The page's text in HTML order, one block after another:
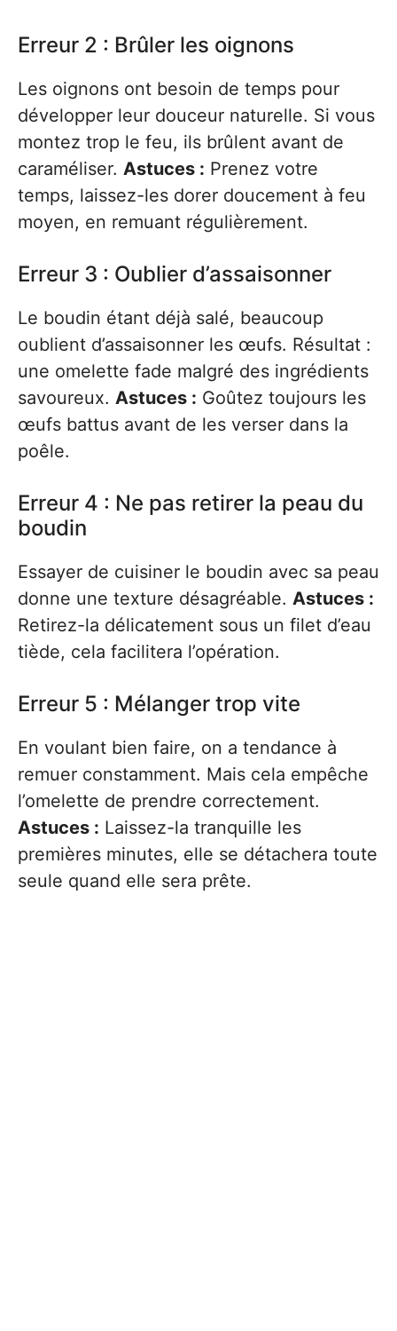
Erreur 2 : Brûler les oignons
Les oignons ont besoin de temps pour
développer leur douceur naturelle. Si vous
montez trop le feu, ils brûlent avant de
caraméliser. Astuces : Prenez votre
temps, laissez-les dorer doucement à feu
moyen, en remuant régulièrement.
Erreur 3 : Oublier d’assaisonner
Le boudin étant déjà salé, beaucoup
oublient d’assaisonner les œufs. Résultat :
une omelette fade malgré des ingrédients
savoureux. Astuces : Goûtez toujours les
œufs battus avant de les verser dans la
poêle.
Erreur 4 : Ne pas retirer la peau du
boudin
Essayer de cuisiner le boudin avec sa peau
donne une texture désagréable. Astuces :
Retirez-la délicatement sous un filet d’eau
tiède, cela facilitera l’opération.
Erreur 5 : Mélanger trop vite
En voulant bien faire, on a tendance à
remuer constamment. Mais cela empêche
l’omelette de prendre correctement.
Astuces : Laissez-la tranquille les
premières minutes, elle se détachera toute
seule quand elle sera prête.